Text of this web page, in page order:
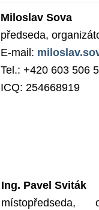
Miloslav Sova
předseda,
E-mail:
Tel.: +420 603 506
ICQ: 254668919
Ing. Pavel Sviták
místopředseda,